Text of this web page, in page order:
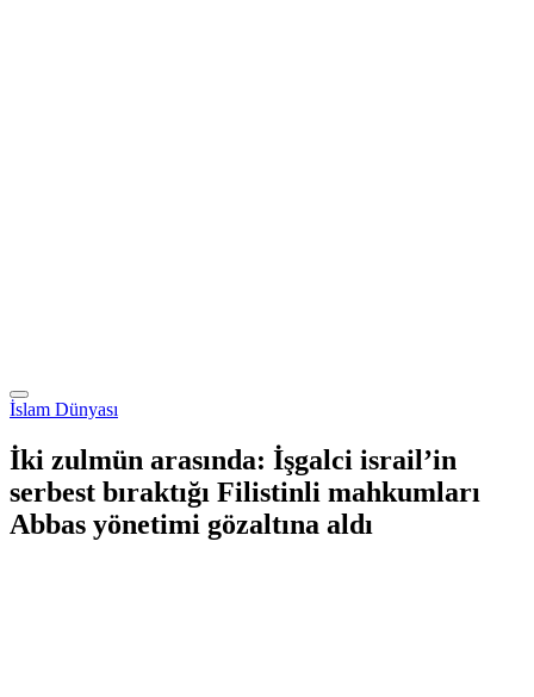
İslam Dünyası
İki zulmün arasında: İşgalci israil’in
serbest bıraktığı Filistinli mahkumları
Abbas yönetimi gözaltına aldı